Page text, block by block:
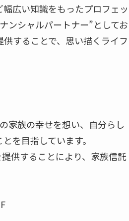
広い知識をもったプロフェッ
ンシャルパートナー”としてお
することで、思い描くライフ
家族の幸せを想い、⾃分らし
を目指しています。
供することにより、家族信託